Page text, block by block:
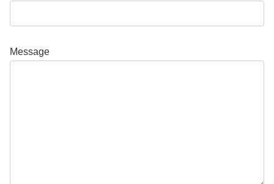
Message